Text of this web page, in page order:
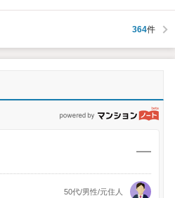
364件
50代/男性/元住人